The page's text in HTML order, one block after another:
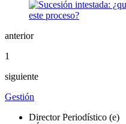
anterior
1
siguiente
Gestión
Director Periodístico (e)